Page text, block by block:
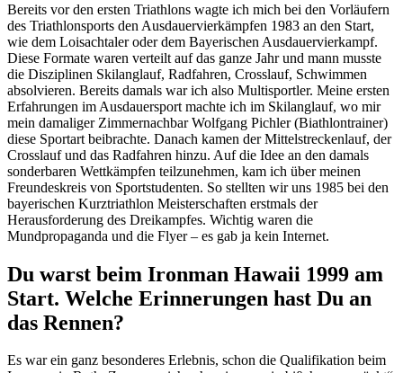
Bereits vor den ersten Triathlons wagte ich mich bei den Vorläufern
des Triathlonsports den Ausdauervierkämpfen 1983 an den Start,
wie dem Loisachtaler oder dem Bayerischen Ausdauervierkampf.
Diese Formate waren verteilt auf das ganze Jahr und mann musste
die Disziplinen Skilanglauf, Radfahren, Crosslauf, Schwimmen
absolvieren. Bereits damals war ich also Multisportler. Meine ersten
Erfahrungen im Ausdauersport machte ich im Skilanglauf, wo mir
mein damaliger Zimmernachbar Wolfgang Pichler (Biathlontrainer)
diese Sportart beibrachte. Danach kamen der Mittelstreckenlauf, der
Crosslauf und das Radfahren hinzu. Auf die Idee an den damals
sonderbaren Wettkämpfen teilzunehmen, kam ich über meinen
Freundeskreis von Sportstudenten. So stellten wir uns 1985 bei den
bayerischen Kurztriathlon Meisterschaften erstmals der
Herausforderung des Dreikampfes. Wichtig waren die
Mundpropaganda und die Flyer – es gab ja kein Internet.
Du warst beim Ironman Hawaii 1999 am
Start. Welche Erinnerungen hast Du an
das Rennen?
Es war ein ganz besonderes Erlebnis, schon die Qualifikation beim